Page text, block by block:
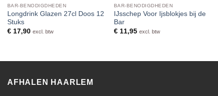
BAR-BENODIGDHEDEN
Longdrink Glazen 27cl Doos 12
Stuks
€17,90 excl. btw
BAR-BENODIGDHEDEN
IJsschep Voor Ijsblokjes bij de
Bar
€11,95 excl. btw
AFHALEN HAARLEM